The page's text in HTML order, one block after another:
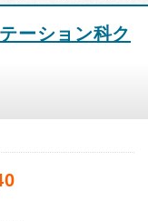
ーション科ク